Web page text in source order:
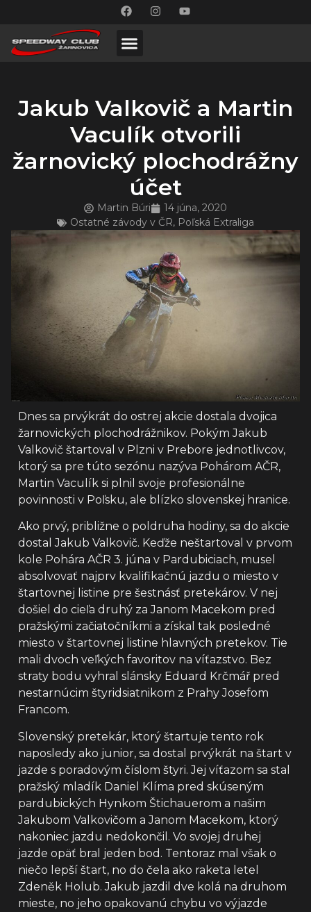
Jakub Valkovič a Martin
Vaculík otvorili
žarnovický plochodrážny
účet
Martin Búri
14 júna, 2020
Ostatné závody v ČR, Poľská Extraliga
Dnes sa prvýkrát do ostrej akcie dostala dvojica
žarnovických plochodrážnikov. Pokým Jakub
Valkovič štartoval v Plzni v Prebore jednotlivcov,
ktorý sa pre túto sezónu nazýva Pohárom AČR,
Martin Vaculík si plnil svoje profesionálne
povinnosti v Poľsku, ale blízko slovenskej hranice.
Ako prvý, približne o poldruha hodiny, sa do akcie
dostal Jakub Valkovič. Keďže neštartoval v prvom
kole Pohára AČR 3. júna v Pardubiciach, musel
absolvovať najprv kvalifikačnú jazdu o miesto v
štartovnej listine pre šestnásť pretekárov. V nej
došiel do cieľa druhý za Janom Macekom pred
pražskými začiatočníkmi a získal tak posledné
miesto v štartovnej listine hlavných pretekov. Tie
mali dvoch veľkých favoritov na víťazstvo. Bez
straty bodu vyhral slánsky Eduard Krčmář pred
nestarnúcim štyridsiatnikom z Prahy Josefom
Francom.
Slovenský pretekár, ktorý štartuje tento rok
naposledy ako junior, sa dostal prvýkrát na štart v
jazde s poradovým číslom štyri. Jej víťazom sa stal
pražský mladík Daniel Klíma pred skúseným
pardubických Hynkom Štichauerom a našim
Jakubom Valkovičom a Janom Macekom, ktorý
nakoniec jazdu nedokončil. Vo svojej druhej
jazde opäť bral jeden bod. Tentoraz mal však o
niečo lepší štart, no do čela ako raketa letel
Zdeněk Holub. Jakub jazdil dve kolá na druhom
mieste, no jeho opakovanú chybu vo výjazde